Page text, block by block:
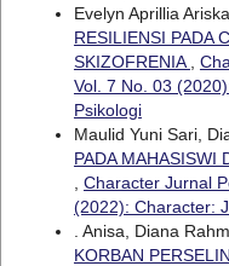
Evelyn Aprillia
RESILIENSI PADA
SKIZOFRENIA
Vol. 7 No. 03
Psikologi
Maulid Yuni Sari,
PADA MAHASISWI
Character Jurnal
(2022): Character:
. Anisa, Diana
KORBAN